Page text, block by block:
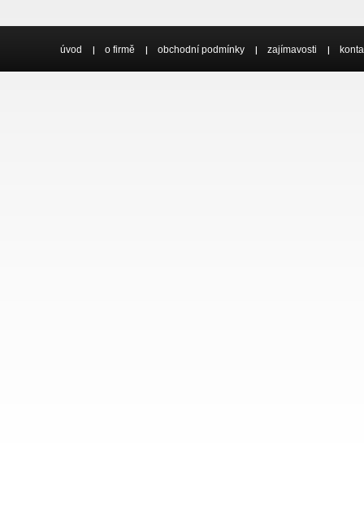
úvod o firmě obchodní podmínky zajímavosti